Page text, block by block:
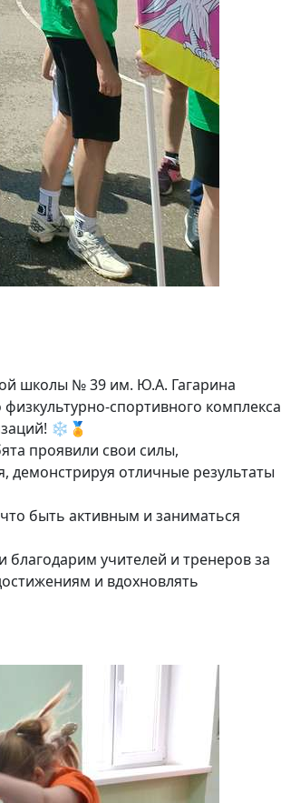
школы № 39 им. Ю.А. Гагарина
спортивного комплекса
❄🏅
проявили свои силы,
отличные результаты
быть активным и заниматься
учителей и тренеров за
и вдохновлять